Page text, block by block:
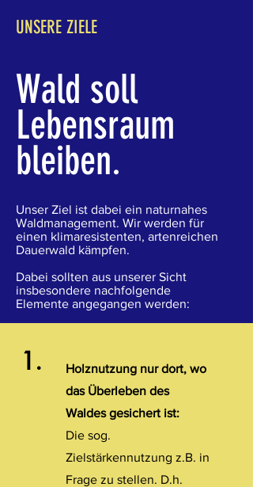
UNSERE ZIELE
Wald soll
Lebensraum
bleiben.
Unser Ziel ist dabei ein naturnahes
Waldmanagement. Wir werden für
einen klimaresistenten, artenreichen
Dauerwald kämpfen.
Dabei sollten aus unserer Sicht
insbesondere nachfolgende
Elemente angegangen werden:
1.
Holznutzung nur dort, wo
das Überleben des
Waldes gesichert ist:
Die sog.
Zielstärkennutzung z.B. in
Frage zu stellen. D.h.